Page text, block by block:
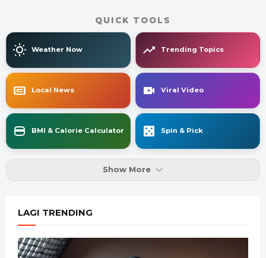
QUICK TOOLS
Weather Now Trending Topics
Local News Viral Video
BMI & Calorie Calculator Spin & Pick
Show More
LAGI TRENDING